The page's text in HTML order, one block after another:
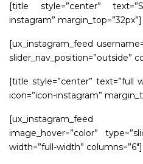
[title style=”center”
instagram” margin_top=”32px”]
[ux_instagram_feed
slider_nav_position=”outside”
[title style=”center” text=”full
icon=”icon-instagram”
[ux_instagram_feed
image_hover=”color”
width=”full-width” columns=”6″]